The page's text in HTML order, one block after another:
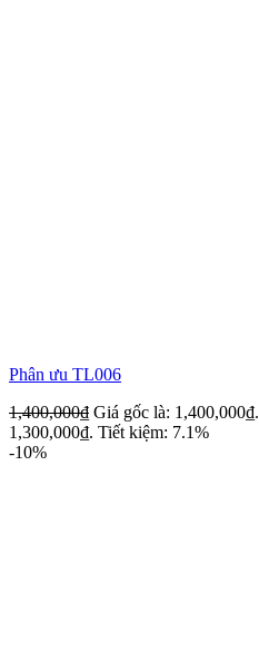
Phân ưu TL006
1,400,000₫ Giá gốc là: 1,400,000₫.
1,300,000₫. Tiết kiệm: 7.1%
-10%